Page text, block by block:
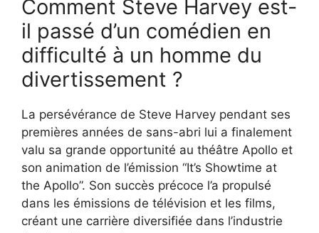
Comment Steve Harvey est-
il passé d’un comédien en
difficulté à un homme du
divertissement ?
La persévérance de Steve Harvey pendant ses
premières années de sans-abri lui a finalement
valu sa grande opportunité au théâtre Apollo et
son animation de l’émission “It’s Showtime at
the Apollo”. Son succès précoce l’a propulsé
dans les émissions de télévision et les films,
créant une carrière diversifiée dans l’industrie